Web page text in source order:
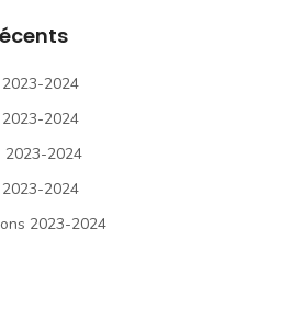
2024
2024
2023-2024
2024
2023-2024